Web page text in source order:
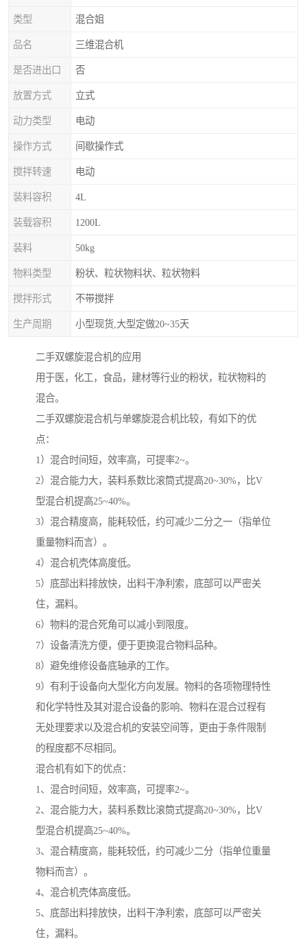
类型 混合姐
品名 三维混合机
是否进出口 否
放置方式 立式
动力类型 电动
操作方式 间歇操作式
搅拌转速 电动
装料容积 4L
装载容积 1200L
装料 50kg
物料类型 粉状、粒状物料状、粒状物料
搅拌形式 不带搅拌
生产周期 小型现货,大型定做20~35天
二手双螺旋混合机的应用
用于医，化工，食品，建材等行业的粉状，粒状物料的
混合。
二手双螺旋混合机与单螺旋混合机比较，有如下的优
点：
1）混合时间短，效率高，可提率2~。
2）混合能力大，装料系数比滚筒式提高20~30%，比V
型混合机提高25~40%。
3）混合精度高，能耗较低，约可减少二分之一（指单位
重量物料而言）。
4）混合机壳体高度低。
5）底部出料排放快，出料干净利索，底部可以严密关
住，漏料。
6）物料的混合死角可以减小到限度。
7）设备清洗方便，便于更换混合物料品种。
8）避免维修设备底轴承的工作。
9）有利于设备向大型化方向发展。物料的各项物理特性
和化学特性及其对混合设备的影响、物料在混合过程有
无处理要求以及混合机的安装空间等，更由于条件限制
的程度都不尽相同。
混合机有如下的优点：
1、混合时间短，效率高，可提率2~。
2、混合能力大，装料系数比滚筒式提高20~30%，比V
型混合机提高25~40%。
3、混合精度高，能耗较低，约可减少二分（指单位重量
物料而言）。
4、混合机壳体高度低。
5、底部出料排放快，出料干净利索，底部可以严密关
住，漏料。